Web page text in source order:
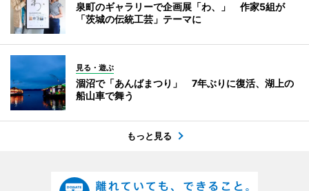
泉町のギャラリーで企画展「わ、」 作家5組が
「茨城の伝統工芸」テーマに
見る・遊ぶ
涸沼で「あんばまつり」 7年ぶりに復活、湖上の
船山車で舞う
もっと見る